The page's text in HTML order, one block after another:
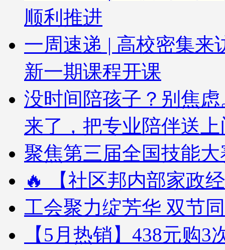
顺利推进
一周速递 | 高校密集来
新一期课程开课
没时间陪孩子？别焦
来了，把专业陪伴送上
聚焦第三届全国技能
🔥 【社区邦内部家政
工会聚力绽芳华 双节
【5月热销】438元购